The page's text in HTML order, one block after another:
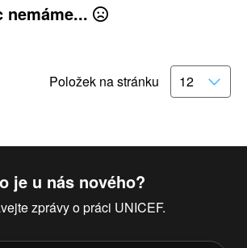
Položek na stránku
je u nás nového?
zprávy o práci UNICEF.